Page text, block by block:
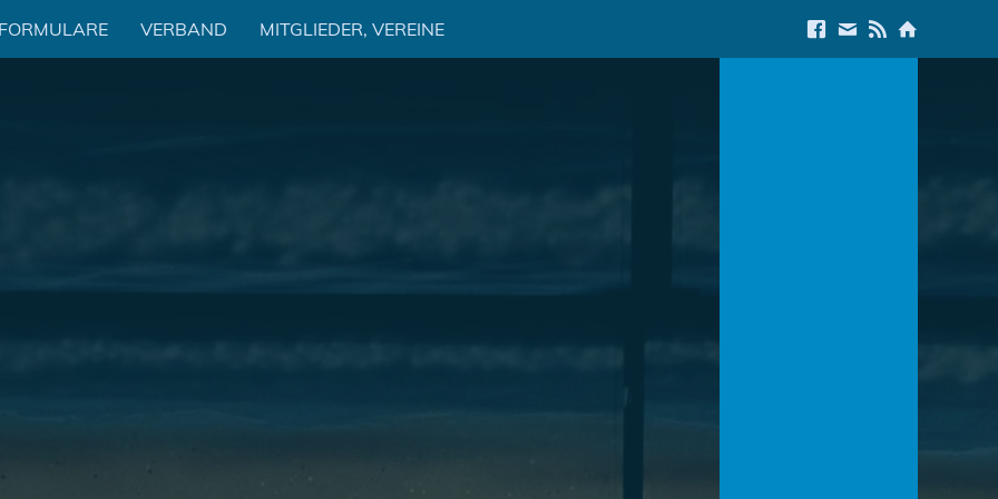
VERBAND MITGLIEDER, VEREINE Link to Facebook
E-Mail us
Link to RSS Feed
Link to